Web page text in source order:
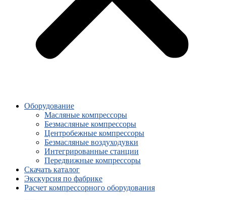
Оборудование
Масляные компрессоры
Безмасляные компрессоры
Центробежные компрессоры
Безмасляные воздуходувки
Интегрированные станции
Передвижные компрессоры
Скачать каталог
Экскурсия по фабрике
Расчет компрессорного оборудования